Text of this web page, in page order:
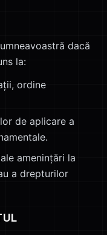
dacă
la:
ordine
de aplicare a
amenințări la
a drepturilor